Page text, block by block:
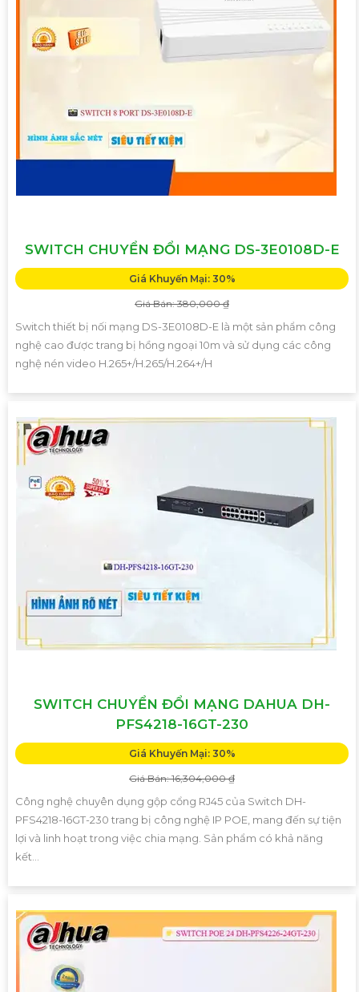
SWITCH CHUYỂN ĐỔI MẠNG DS-3E0108D-E
Giá Khuyến Mại: 30%
Giá Bán: 380,000 ₫
Switch thiết bị nối mạng DS-3E0108D-E là một sản phẩm công
nghệ cao được trang bị hồng ngoại 10m và sử dụng các công
nghệ nén video H.265+/H.265/H.264+/H
SWITCH CHUYỂN ĐỔI MẠNG DAHUA DH-
PFS4218-16GT-230
Giá Khuyến Mại: 30%
Giá Bán: 16,304,000 ₫
Công nghệ chuyên dụng gộp cổng RJ45 của Switch DH-
PFS4218-16GT-230 trang bị công nghệ IP POE, mang đến sự tiện
lợi và linh hoạt trong việc chia mạng. Sản phẩm có khả năng
kết...